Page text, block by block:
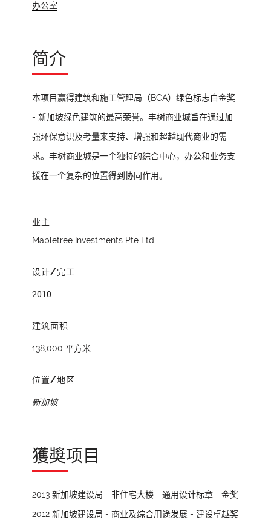
办公室
简介
本项目赢得建筑和施工管理局（BCA）绿色标志白金奖
- 新加坡绿色建筑的最高荣誉。丰树商业城旨在通过加
强环保意识及考量来支持、增强和超越现代商业的需
求。丰树商业城是一个独特的综合中心，办公和业务支
援在一个复杂的位置得到协同作用。
业主
Mapletree Investments Pte Ltd
设计/完工
2010
建筑面积
138,000 平方米
位置/地区
新加坡
獲奬项目
2013 新加坡建设局 - 非住宅大楼 - 通用设计标章 - 金奖
2012 新加坡建设局 - 商业及综合用途发展 - 建设卓越奖